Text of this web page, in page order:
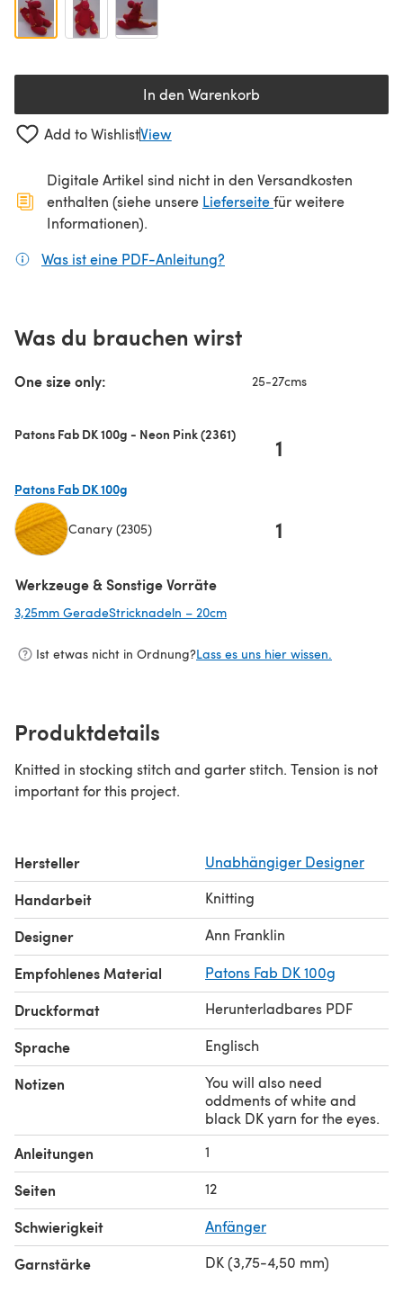
In den Warenkorb
Add to WishlistView
Digitale Artikel sind nicht in den Versandkosten
enthalten (siehe unsere Lieferseite(öffnet sich in
für weitere
Informationen).
Was ist eine PDF-Anleitung?
Was du brauchen wirst
One size only: 25-27cms
Patons Fab DK 100g - Neon Pink (2361) 1
Patons Fab DK 100g
Canary (2305) 1
Werkzeuge & Sonstige Vorräte
3,25mm GeradeStricknadeln – 20cm
Ist etwas nicht in Ordnung?Lass es uns hier wissen.
Produktdetails
Knitted in stocking stitch and garter stitch. Tension is not
important for this project.
Hersteller Unabhängiger Designer
Handarbeit Knitting
Designer Ann Franklin
Empfohlenes Material Patons Fab DK 100g
Druckformat Herunterladbares PDF
Sprache Englisch
Notizen
You will also need
oddments of white and
black DK yarn for the eyes.
Anleitungen 1
Seiten 12
Schwierigkeit Anfänger
Garnstärke DK (3,75-4,50 mm)